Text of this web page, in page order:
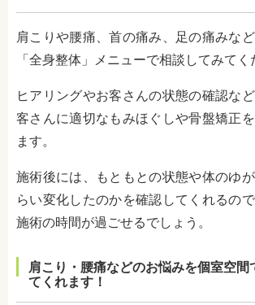
肩こりや腰痛、首の痛み、足の痛みなど
「全身整体」メニューで相談してみてく
ヒアリングやお客さんの状態の確認な
客さんに適切なもみほぐしや骨盤矯正
ます。
施術後には、もともとの状態や体のゆ
らい変化したのかを確認してくれるの
施術の時間が過ごせるでしょう。
肩こり・腰痛などのお悩みを個室空間
てくれます！